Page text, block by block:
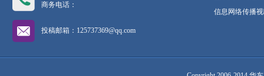
商务电话：
投稿邮箱：125737369@qq.com
信息网络传播